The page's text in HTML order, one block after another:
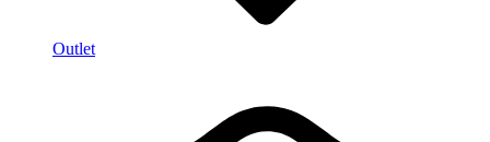
Outlet